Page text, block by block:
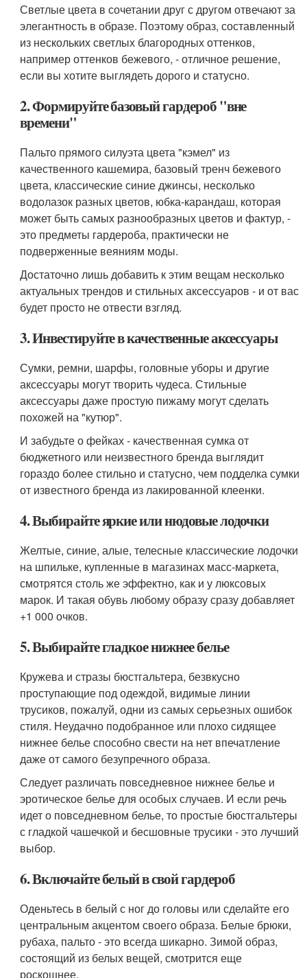
Светлые цвета в сочетании друг с другом отвечают за
элегантность в образе. Поэтому образ, составленный
из нескольких светлых благородных оттенков,
например оттенков бежевого, - отличное решение,
если вы хотите выглядеть дорого и статусно.
2. Формируйте базовый гардероб "вне
времени"
Пальто прямого силуэта цвета "кэмел" из
качественного кашемира, базовый тренч бежевого
цвета, классические синие джинсы, несколько
водолазок разных цветов, юбка-карандаш, которая
может быть самых разнообразных цветов и фактур, -
это предметы гардероба, практически не
подверженные веяниям моды.
Достаточно лишь добавить к этим вещам несколько
актуальных трендов и стильных аксессуаров - и от вас
будет просто не отвести взгляд.
3. Инвестируйте в качественные аксессуары
Сумки, ремни, шарфы, головные уборы и другие
аксессуары могут творить чудеса. Стильные
аксессуары даже простую пижаму могут сделать
похожей на "кутюр".
И забудьте о фейках - качественная сумка от
бюджетного или неизвестного бренда выглядит
гораздо более стильно и статусно, чем подделка сумки
от известного бренда из лакированной клеенки.
4. Выбирайте яркие или нюдовые лодочки
Желтые, синие, алые, телесные классические лодочки
на шпильке, купленные в магазинах масс-маркета,
смотрятся столь же эффектно, как и у люксовых
марок. И такая обувь любому образу сразу добавляет
+1 000 очков.
5. Выбирайте гладкое нижнее белье
Кружева и стразы бюстгальтера, безвкусно
проступающие под одеждой, видимые линии
трусиков, пожалуй, одни из самых серьезных ошибок
стиля. Неудачно подобранное или плохо сидящее
нижнее белье способно свести на нет впечатление
даже от самого безупречного образа.
Следует различать повседневное нижнее белье и
эротическое белье для особых случаев. И если речь
идет о повседневном белье, то простые бюстгальтеры
с гладкой чашечкой и бесшовные трусики - это лучший
выбор.
6. Включайте белый в свой гардероб
Оденьтесь в белый с ног до головы или сделайте его
центральным акцентом своего образа. Белые брюки,
рубаха, пальто - это всегда шикарно. Зимой образ,
состоящий из белых вещей, смотрится еще
роскошнее.